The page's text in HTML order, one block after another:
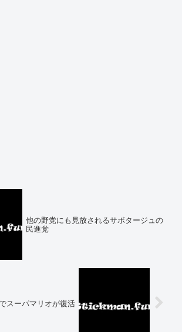
他の野党にも見放されるサボタージュの
民進党
スーパマリオが復活